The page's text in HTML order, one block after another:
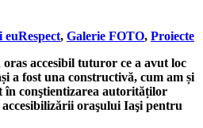
, Galerie FOTO, Proiecte
accesibil tuturor ce a avut loc
a fost una constructivă, cum am și
în conştientizarea autorităților
oraşului Iaşi pentru